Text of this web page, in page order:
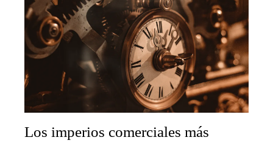
Los imperios comerciales más